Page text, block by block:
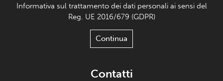
Informativa sul trattamento dei dati personali ai sensi del
Reg. UE 2016/679 (GDPR)
Continua
Contatti